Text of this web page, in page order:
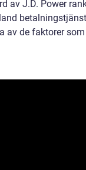
av J.D. Power
av de faktorer